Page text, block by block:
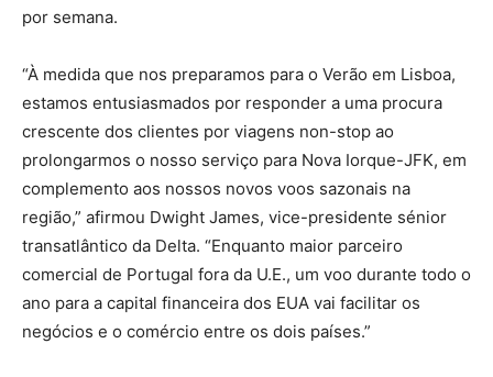
por semana.
“À medida que nos preparamos para o Verão em Lisboa,
estamos entusiasmados por responder a uma procura
crescente dos clientes por viagens non-stop ao
prolongarmos o nosso serviço para Nova Iorque-JFK, em
complemento aos nossos novos voos sazonais na
região,” afirmou Dwight James, vice-presidente sénior
transatlântico da Delta. “Enquanto maior parceiro
comercial de Portugal fora da U.E., um voo durante todo o
ano para a capital financeira dos EUA vai facilitar os
negócios e o comércio entre os dois países.”